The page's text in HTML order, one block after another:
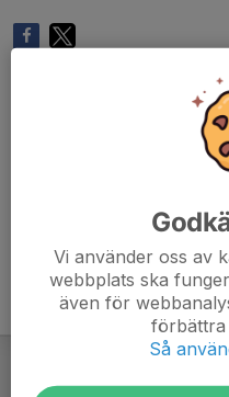
Vi använder oss av
webbplats ska
även för
förbättra
Så